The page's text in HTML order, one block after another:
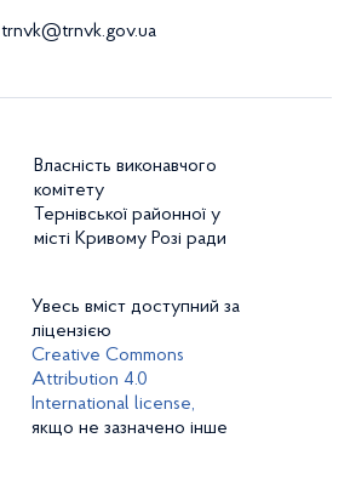
trnvk@trnvk.gov.ua
Власність виконавчого
комітету
Тернівської районної у
місті Кривому Розі ради
Увесь вміст доступний за
ліцензією
Creative Commons
Attribution 4.0
International license,
якщо не зазначено інше